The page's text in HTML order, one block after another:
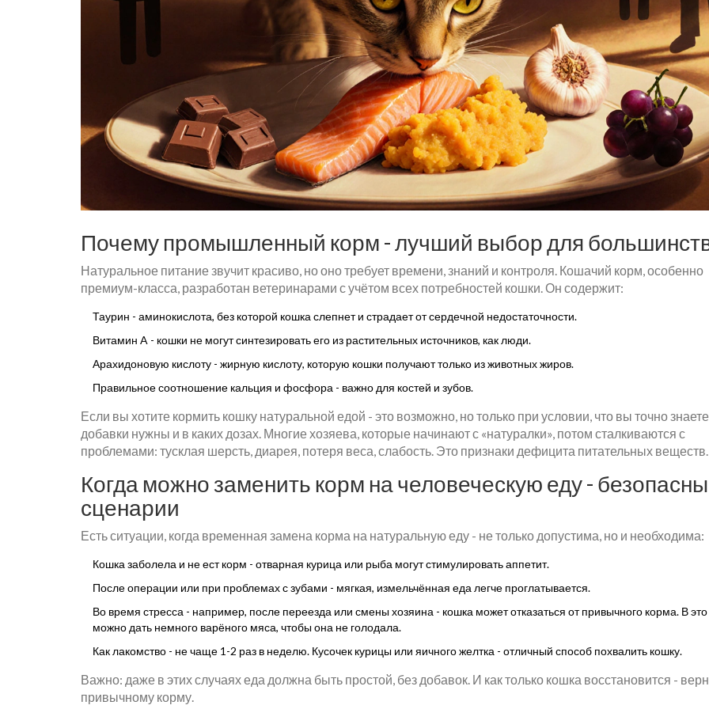
Почему промышленный корм - лучший выбор для
Натуральное питание звучит красиво, но оно требует времени, знаний и контроля. Кошачий корм, особенно
премиум-класса, разработан ветеринарами с учётом всех потребностей кошки. Он содержит:
Таурин - аминокислота, без которой кошка слепнет и страдает от сердечной недостаточности.
Витамин A - кошки не могут синтезировать его из растительных источников, как люди.
Арахидоновую кислоту - жирную кислоту, которую кошки получают только из животных жиров.
Правильное соотношение кальция и фосфора - важно для костей и зубов.
Если вы хотите кормить кошку натуральной едой - это возможно, но только при условии, что вы точно
добавки нужны и в каких дозах. Многие хозяева, которые начинают с «натуралки», потом сталкиваются с
проблемами: тусклая шерсть, диарея, потеря веса, слабость. Это признаки дефицита питательных веществ.
Когда можно заменить корм на человеческую еду -
сценарии
Есть ситуации, когда временная замена корма на натуральную еду - не только допустима, но и необходима:
Кошка заболела и не ест корм - отварная курица или рыба могут стимулировать аппетит.
После операции или при проблемах с зубами - мягкая, измельчённая еда легче проглатывается.
Во время стресса - например, после переезда или смены хозяина - кошка может отказаться от привычного корма. В
можно дать немного варёного мяса, чтобы она не голодала.
Как лакомство - не чаще 1-2 раз в неделю. Кусочек курицы или яичного желтка - отличный способ похвалить кошку.
Важно: даже в этих случаях еда должна быть простой, без добавок. И как только кошка восстановится -
привычному корму.